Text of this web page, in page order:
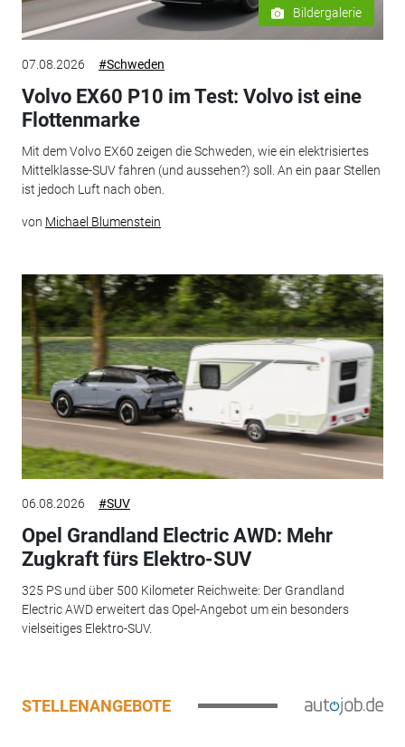
Bildergalerie
07.08.2026 #Schweden
Volvo EX60 P10 im Test: Volvo ist eine
Flottenmarke
Mit dem Volvo EX60 zeigen die Schweden, wie ein elektrisiertes
Mittelklasse-SUV fahren (und aussehen?) soll. An ein paar Stellen
ist jedoch Luft nach oben.
von Michael Blumenstein
06.08.2026 #SUV
Opel Grandland Electric AWD: Mehr
Zugkraft fürs Elektro-SUV
325 PS und über 500 Kilometer Reichweite: Der Grandland
Electric AWD erweitert das Opel-Angebot um ein besonders
vielseitiges Elektro-SUV.
STELLENANGEBOTE